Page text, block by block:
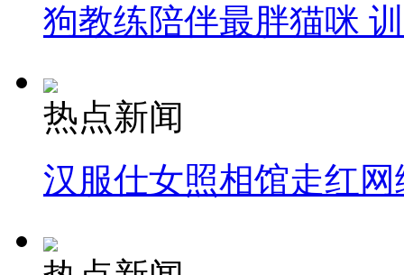
狗教练陪伴最胖猫咪
热点新闻
汉服仕女照相馆走红网